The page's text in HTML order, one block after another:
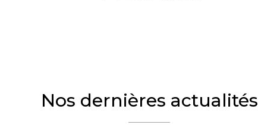
Nos dernières actualités